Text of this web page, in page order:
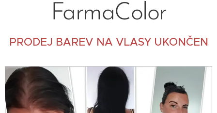
FarmaColor
PRODEJ BAREV NA VLASY UKONČEN